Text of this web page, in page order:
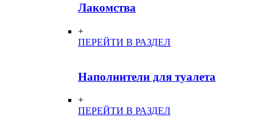
Лакомства
+
ПЕРЕЙТИ В РАЗДЕЛ
Наполнители для туалета
+
ПЕРЕЙТИ В РАЗДЕЛ